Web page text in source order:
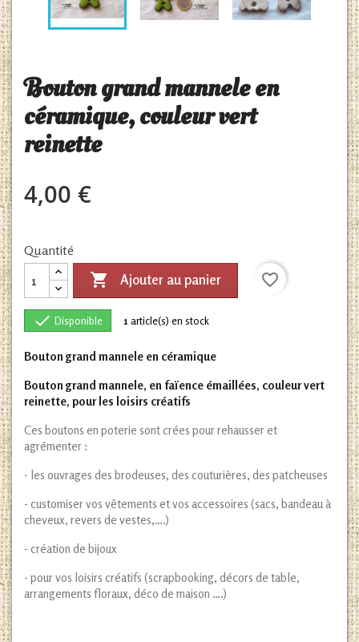
Bouton grand mannele en
céramique, couleur vert
reinette
4,00 €
Quantité
 Ajouter au panier favorite_border
 Disponible 1 article(s) en stock
Bouton grand mannele en céramique
Bouton grand mannele, en faïence émaillées, couleur vert
reinette, pour les loisirs créatifs
Ces boutons en poterie sont crées pour rehausser et
agrémenter :
- les ouvrages des brodeuses, des couturières, des patcheuses
- customiser vos vêtements et vos accessoires (sacs, bandeau à
cheveux, revers de vestes,….)
- création de bijoux
- pour vos loisirs créatifs (scrapbooking, décors de table,
arrangements floraux, déco de maison ….)